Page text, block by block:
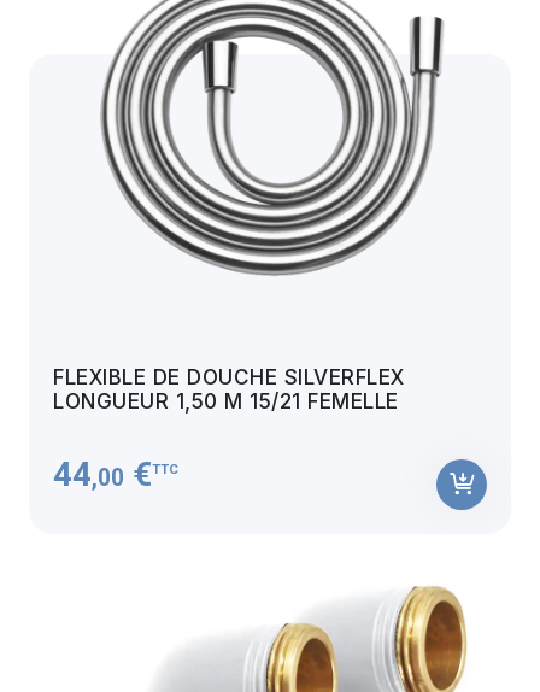
FLEXIBLE DE DOUCHE SILVERFLEX
LONGUEUR 1,50 M 15/21 FEMELLE
44,00 €TTC